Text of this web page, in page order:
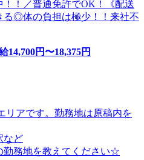
！／普通免許でOK！《配送
る◎体の負担は極少！！来社不
14,700円〜18,375円
リアです。勤務地は原稿内を
など
務地を教えてください☆